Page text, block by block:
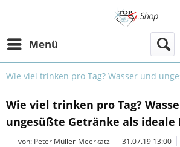
Menü
Wie viel trinken pro Tag? Wasser und
Wie viel trinken pro Tag?
ungesüßte Getränke als ideale
von: Peter Müller-Meerkatz 31.07.19 13:00